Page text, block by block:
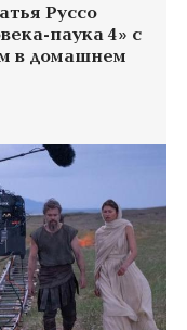
Руссо
паука 4» с
в домашнем